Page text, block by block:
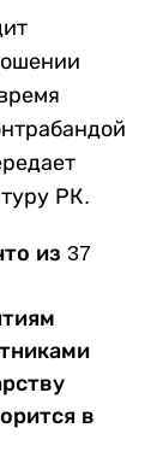
РК.
из 37
в